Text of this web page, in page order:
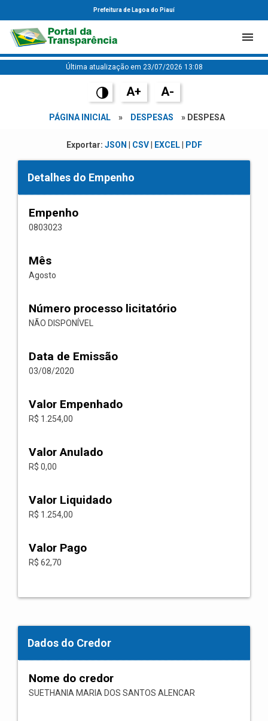
Prefeitura de Lagoa do Piauí
Última atualização em 23/07/2026 13:08
A+ A-
PÁGINA INICIAL » DESPESAS » DESPESA
Exportar: JSON CSV| EXCEL| PDF
Detalhes do Empenho
Empenho
0803023
Mês
Agosto
Número processo licitatório
NÃO DISPONÍVEL
Data de Emissão
03/08/2020
Valor Empenhado
R$ 1.254,00
Valor Anulado
R$ 0,00
Valor Liquidado
R$ 1.254,00
Valor Pago
R$ 62,70
Dados do Credor
Nome do credor
SUETHANIA MARIA DOS SANTOS ALENCAR